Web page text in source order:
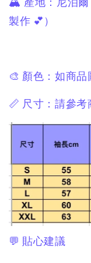
製作 💕）
🎨 顏色：如商品
📏 尺寸：請參
💬 貼心建議